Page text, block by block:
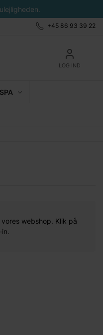
+45 86 93 39 22
LOG IND
webshop. Klik på